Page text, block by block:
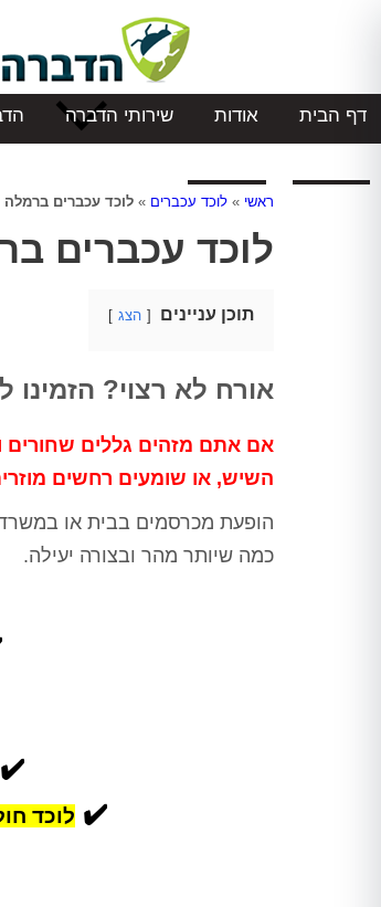
דף הבית אודות שירותי הדברה
ראשי » לוכד עכברים » לוכד עכברים ברמלה
לוכד עכברים
תוכן עניינים הצג
אורח לא רצוי? הזמינו
אם אתם מזהים גללים
השיש, או שומעים רחשים
הופעת מכרסמים בבית או
כמה שיותר מהר ובצורה יעילה.
✔️
✔️ לוכד